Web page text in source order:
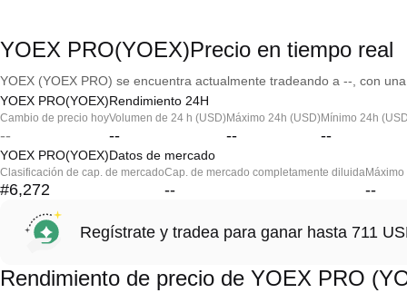
YOEX PRO(YOEX)Precio en tiempo real
YOEX (YOEX PRO) se encuentra actualmente tradeando a --, con
YOEX PRO(YOEX)Rendimiento 24H
Cambio de precio hoy
--
Volumen de 24 h (USD)
--
Máximo 24h (USD)
--
Mínimo 24h
--
YOEX PRO(YOEX)Datos de mercado
Clasificación de cap. de mercado
#6,272
Cap. de mercado completamente diluida
-- --
Regístrate y tradea para ganar hasta 711
Rendimiento de precio de YOEX PRO